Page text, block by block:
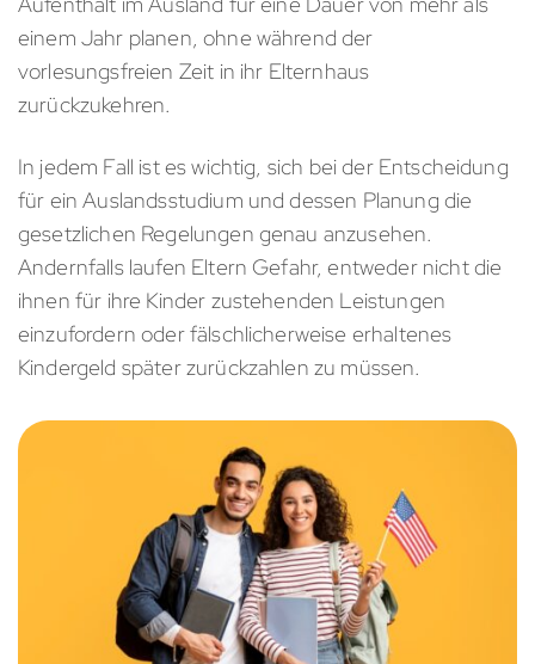
einem Jahr planen, ohne während der
vorlesungsfreien Zeit in ihr Elternhaus
zurückzukehren.
In jedem Fall ist es wichtig, sich bei der Entscheidung
für ein Auslandsstudium und dessen Planung die
gesetzlichen Regelungen genau anzusehen.
Andernfalls laufen Eltern Gefahr, entweder nicht die
ihnen für ihre Kinder zustehenden Leistungen
einzufordern oder fälschlicherweise erhaltenes
Kindergeld später zurückzahlen zu müssen.